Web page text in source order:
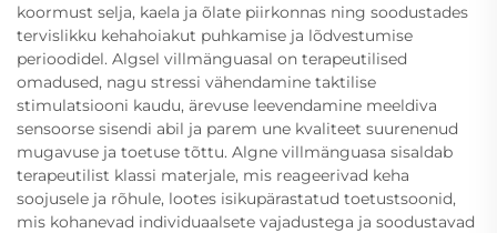
koormust selja, kaela ja õlate piirkonnas ning soodustades
tervislikku kehahoiakut puhkamise ja lõdvestumise
perioodidel. Algsel villmänguasal on terapeutilised
omadused, nagu stressi vähendamine taktilise
stimulatsiooni kaudu, ärevuse leevendamine meeldiva
sensoorse sisendi abil ja parem une kvaliteet suurenenud
mugavuse ja toetuse tõttu. Algne villmänguasa sisaldab
terapeutilist klassi materjale, mis reageerivad keha
soojusele ja rõhule, lootes isikupärastatud toetustsoonid,
mis kohanevad individuaalsete vajadustega ja soodustavad